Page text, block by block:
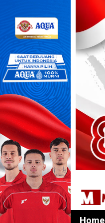
Home